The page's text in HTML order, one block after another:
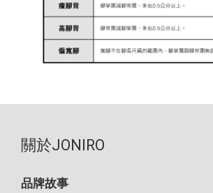
關於JONIRO
品牌故事